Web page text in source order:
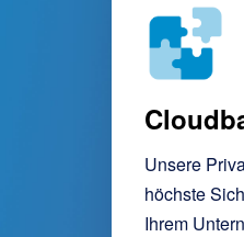
Unsere
höchste
Ihrem